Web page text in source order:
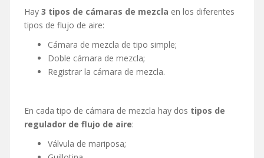
Hay 3 tipos de cámaras de mezcla en los diferentes
tipos de flujo de aire:
Cámara de mezcla de tipo simple;
Doble cámara de mezcla;
Registrar la cámara de mezcla.
En cada tipo de cámara de mezcla hay dos tipos de
regulador de flujo de aire:
Válvula de mariposa;